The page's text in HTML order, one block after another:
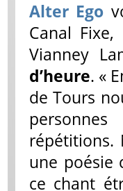
Alter Ego
Canal
Vianney
d’heure. «
de Tours
répétitions.
une poésie
ce chant